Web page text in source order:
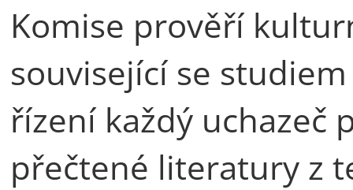
Komise prověří
související se
řízení každý uchazeč
přečtené literatury z